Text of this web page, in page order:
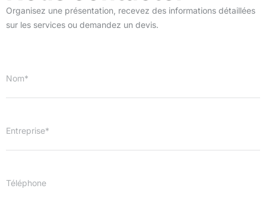
Organisez une présentation, recevez des informations détaillées
sur les services ou demandez un devis.
Nom*
Entreprise*
Téléphone